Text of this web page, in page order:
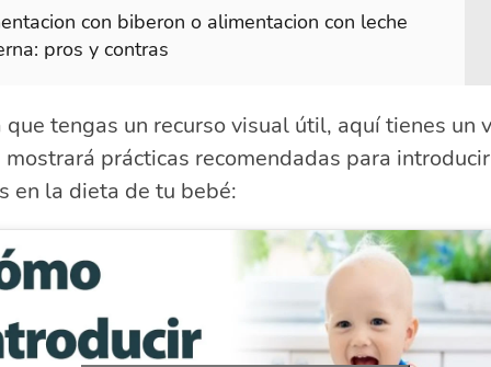
con biberon o alimentacion con leche
pros y contras
que tengas un recurso visual útil, aquí tienes un
prácticas recomendadas para introducir
en la dieta de tu bebé: